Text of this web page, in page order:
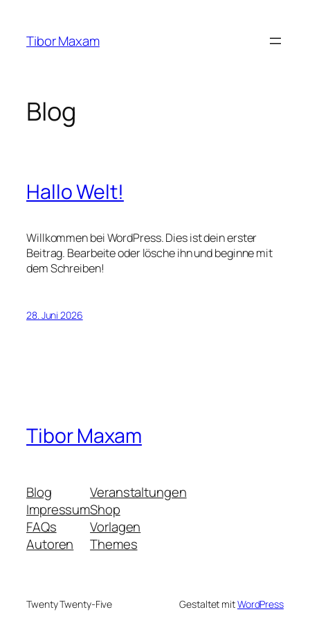
springen
Tibor Maxam
Blog
Hallo Welt!
Willkommen bei WordPress. Dies ist dein erster
Beitrag. Bearbeite oder lösche ihn und beginne mit
dem Schreiben!
28. Juni 2026
Tibor Maxam
Blog
Impressum
FAQs
Autoren
Veranstaltungen
Shop
Vorlagen
Themes
Twenty Twenty-Five Gestaltet mitWordPress